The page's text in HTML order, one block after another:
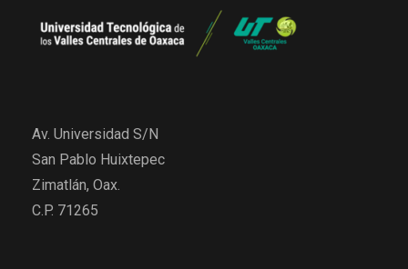
Av. Universidad S/N
San Pablo Huixtepec
Zimatlán, Oax.
C.P. 71265